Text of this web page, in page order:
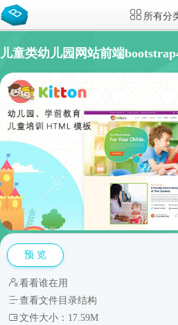
所有分
儿童类幼儿园网站前端
预 览
看看谁在用
查看文件目录结构
文件大小：17.59M